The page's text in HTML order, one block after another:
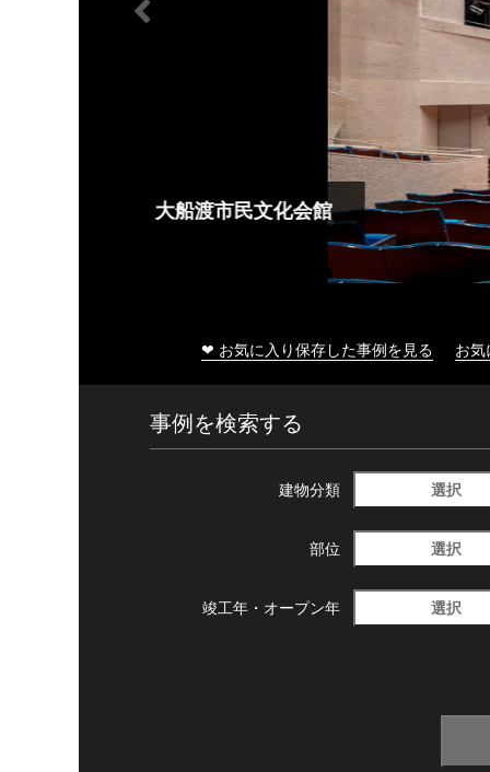
大船渡市民文化会館
❤ お気に入り保存した事例を見る お
事例を検索する
建物分類 選択
部位 選択
竣工年・ オープン年 選択